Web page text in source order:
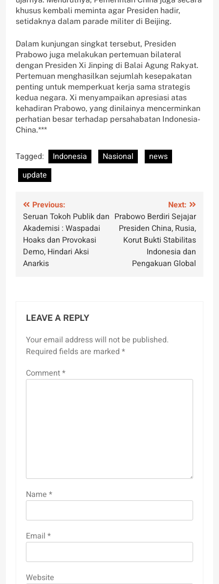
khusus kembali meminta agar Presiden hadir,
setidaknya dalam parade militer di Beijing.
Dalam kunjungan singkat tersebut, Presiden
Prabowo juga melakukan pertemuan bilateral
dengan Presiden Xi Jinping di Balai Agung Rakyat.
Pertemuan menghasilkan sejumlah kesepakatan
penting untuk memperkuat kerja sama strategis
kedua negara. Xi menyampaikan apresiasi atas
kehadiran Prabowo, yang dinilainya mencerminkan
perhatian besar terhadap persahabatan Indonesia-
China.***
Tagged: Indonesia Nasional
news
update
Post
navigation
Previous:
Seruan Tokoh Publik dan
Akademisi : Waspadai
Hoaks dan Provokasi
Demo, Hindari Aksi
Anarkis
Next:
Prabowo Berdiri Sejajar
Presiden China, Rusia,
Korut Bukti Stabilitas
Indonesia dan
Pengakuan Global
LEAVE A REPLY
Your email address will not be published.
Required fields are marked *
Comment*
Name *
Email *
Website